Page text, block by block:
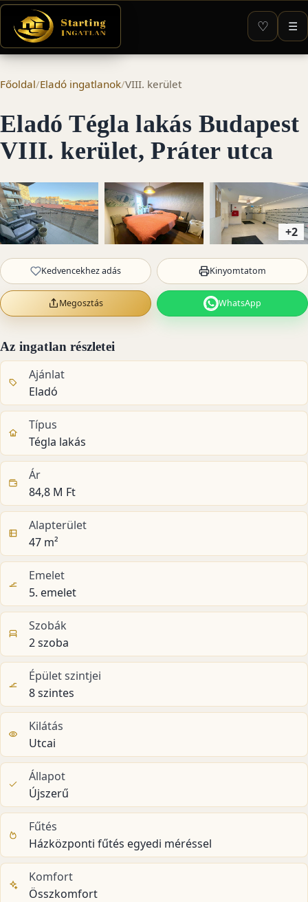
♡ ☰
Főoldal/Eladó ingatlanok/VIII. kerület
Eladó Tégla lakás Budapest
VIII. kerület, Práter utca
+2
Kedvencekhez adás Kinyomtatom
Megosztás WhatsApp
Az ingatlan részletei
Ajánlat
Eladó
Típus
Tégla lakás
Ár
84,8 M Ft
Alapterület
47 m²
Emelet
5. emelet
Szobák
2 szoba
Épület szintjei
8 szintes
Kilátás
Utcai
Állapot
Újszerű
Fűtés
Házközponti fűtés egyedi méréssel
Komfort
Összkomfort